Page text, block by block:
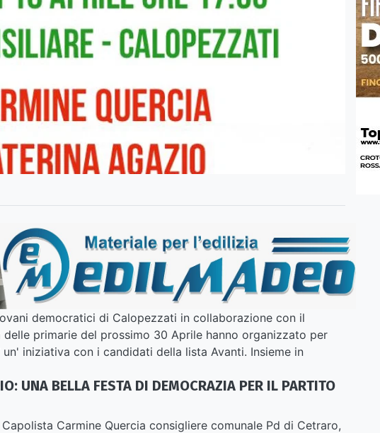
democratici di Calopezzati in collaborazione con il
primarie del prossimo 30 Aprile hanno organizzato per
iniziativa con i candidati della lista Avanti. Insieme in
UNA BELLA FESTA DI DEMOCRAZIA PER IL PARTITO
Carmine Quercia consigliere comunale Pd di Cetraro,